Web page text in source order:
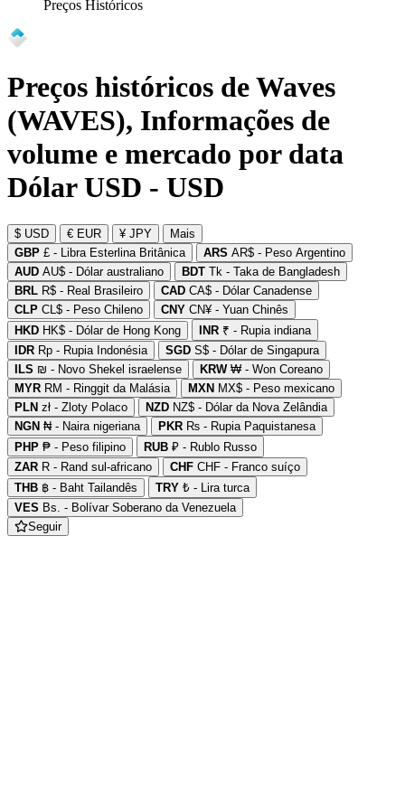
Preços Históricos
Preços históricos de Waves
(WAVES), Informações de
volume e mercado por data
Dólar USD - USD
$ USD € EUR ¥ JPY
Mais
GBP £ - Libra Esterlina Britânica ARS AR$ - Peso Argentino
AUD AU$ - Dólar australiano BDT Tk - Taka de Bangladesh
BRL R$ - Real Brasileiro CAD CA$ - Dólar Canadense
CLP CL$ - Peso Chileno CNY CN¥ - Yuan Chinês
HKD HK$ - Dólar de Hong Kong INR ₹ - Rupia indiana
IDR Rp - Rupia Indonésia SGD S$ - Dólar de Singapura
ILS ₪ - Novo Shekel israelense KRW₩ - Won Coreano
MYR RM - Ringgit da Malásia MXN MX$ - Peso mexicano
PLN zł - Zloty Polaco NZD NZ$ - Dólar da Nova Zelândia
NGN ₦ - Naira nigeriana PKR ₨ - Rupia Paquistanesa
PHP ₱ - Peso filipino RUB ₽ - Rublo Russo
ZAR R - Rand sul-africano CHF CHF - Franco suíço
THB ฿ - Baht Tailandês TRY ₺ - Lira turca
VES Bs. - Bolívar Soberano da Venezuela
Seguir